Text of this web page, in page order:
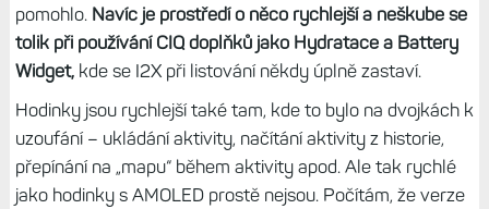
pomohlo. Navíc je prostředí o něco rychlejší a neškube se
tolik při používání CIQ doplňků jako Hydratace a Battery
Widget,kde se I2X při listování někdy úplně zastaví.
Hodinky jsou rychlejší také tam, kde to bylo na dvojkách k
uzoufání – ukládání aktivity, načítání aktivity z historie,
přepínání na „mapu“ během aktivity apod. Ale tak rychlé
jako hodinky s AMOLED prostě nejsou. Počítám, že verze